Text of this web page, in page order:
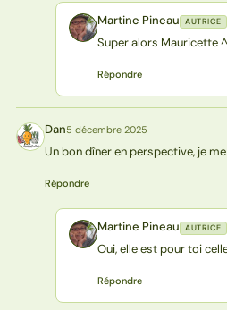
MP Martine Pineau AUTRICE
Super alors Mauricette
Répondre
D Dan5 décembre 2025
Un bon dîner en perspective, je
Répondre
MP Martine Pineau AUTRICE
Oui, elle est pour toi
Répondre